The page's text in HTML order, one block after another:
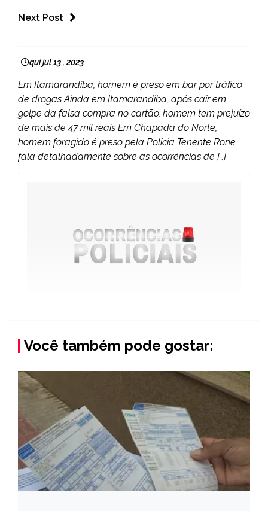
Next Post
MINAS
NOTÍCIAS
qui jul 13 , 2023
Em Itamarandiba, homem é preso em bar por tráfico
de drogas Ainda em Itamarandiba, após cair em
golpe da falsa compra no cartão, homem tem prejuízo
de mais de 47 mil reais Em Chapada do Norte,
homem foragido é preso pela Polícia Tenente Rone
fala detalhadamente sobre as ocorrências de […]
Você também pode gostar: